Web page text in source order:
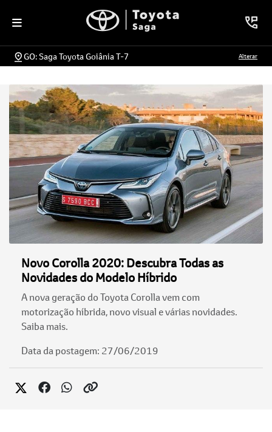
GO: Saga Toyota Goiânia T-7 Alterar
Novo Corolla 2020: Descubra Todas as
Novidades do Modelo Híbrido
A nova geração do Toyota Corolla vem com
motorização híbrida, novo visual e várias novidades.
Saiba mais.
Data da postagem: 27/06/2019